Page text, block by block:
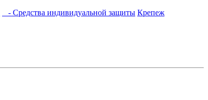
- Средства индивидуальной защиты Крепеж